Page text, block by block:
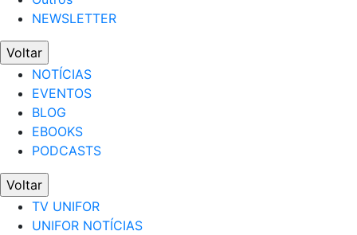
NEWSLETTER
Voltar
NOTÍCIAS
EVENTOS
BLOG
EBOOKS
PODCASTS
Voltar
TV UNIFOR
UNIFOR NOTÍCIAS